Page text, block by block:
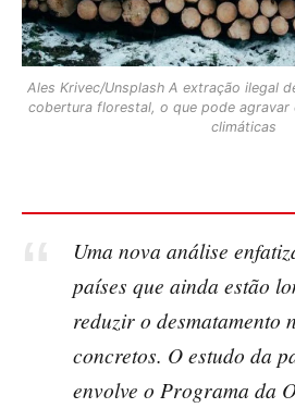
Ales Krivec/Unsplash A extração ilegal
cobertura florestal, o que pode agravar
climáticas
Uma nova análise
países que ainda estão
reduzir o desmatamento
concretos. O estudo da
envolve o Programa da